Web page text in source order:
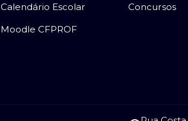
Calendário Escolar
Moodle CFPROF
Concursos